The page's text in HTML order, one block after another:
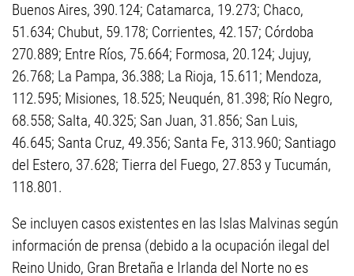
Buenos Aires, 390.124; Catamarca, 19.273; Chaco,
51.634; Chubut, 59.178; Corrientes, 42.157; Córdoba
270.889; Entre Ríos, 75.664; Formosa, 20.124; Jujuy,
26.768; La Pampa, 36.388; La Rioja, 15.611; Mendoza,
112.595; Misiones, 18.525; Neuquén, 81.398; Río Negro,
68.558; Salta, 40.325; San Juan, 31.856; San Luis,
46.645; Santa Cruz, 49.356; Santa Fe, 313.960; Santiago
del Estero, 37.628; Tierra del Fuego, 27.853 y Tucumán,
118.801.
Se incluyen casos existentes en las Islas Malvinas según
información de prensa (debido a la ocupación ilegal del
Reino Unido, Gran Bretaña e Irlanda del Norte no es